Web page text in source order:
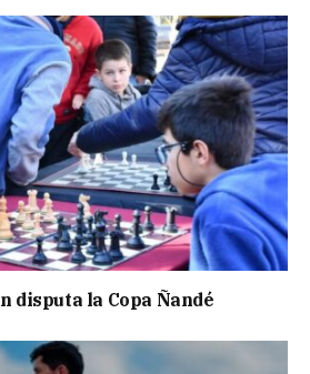
disputa la Copa Ñandé